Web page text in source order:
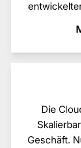
Die
Geschäft.